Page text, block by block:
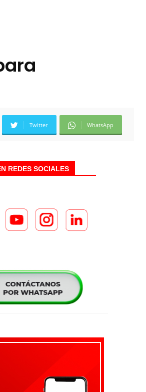
Twitter WhatsApp
REDES SOCIALES